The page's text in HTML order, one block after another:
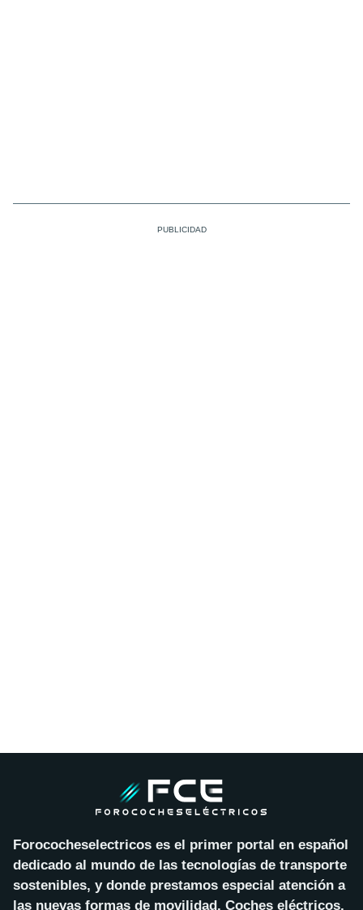
Forococheselectricos es el primer portal en español
dedicado al mundo de las tecnologías de transporte
sostenibles, y donde prestamos especial atención a
las nuevas formas de movilidad. Coches eléctricos,